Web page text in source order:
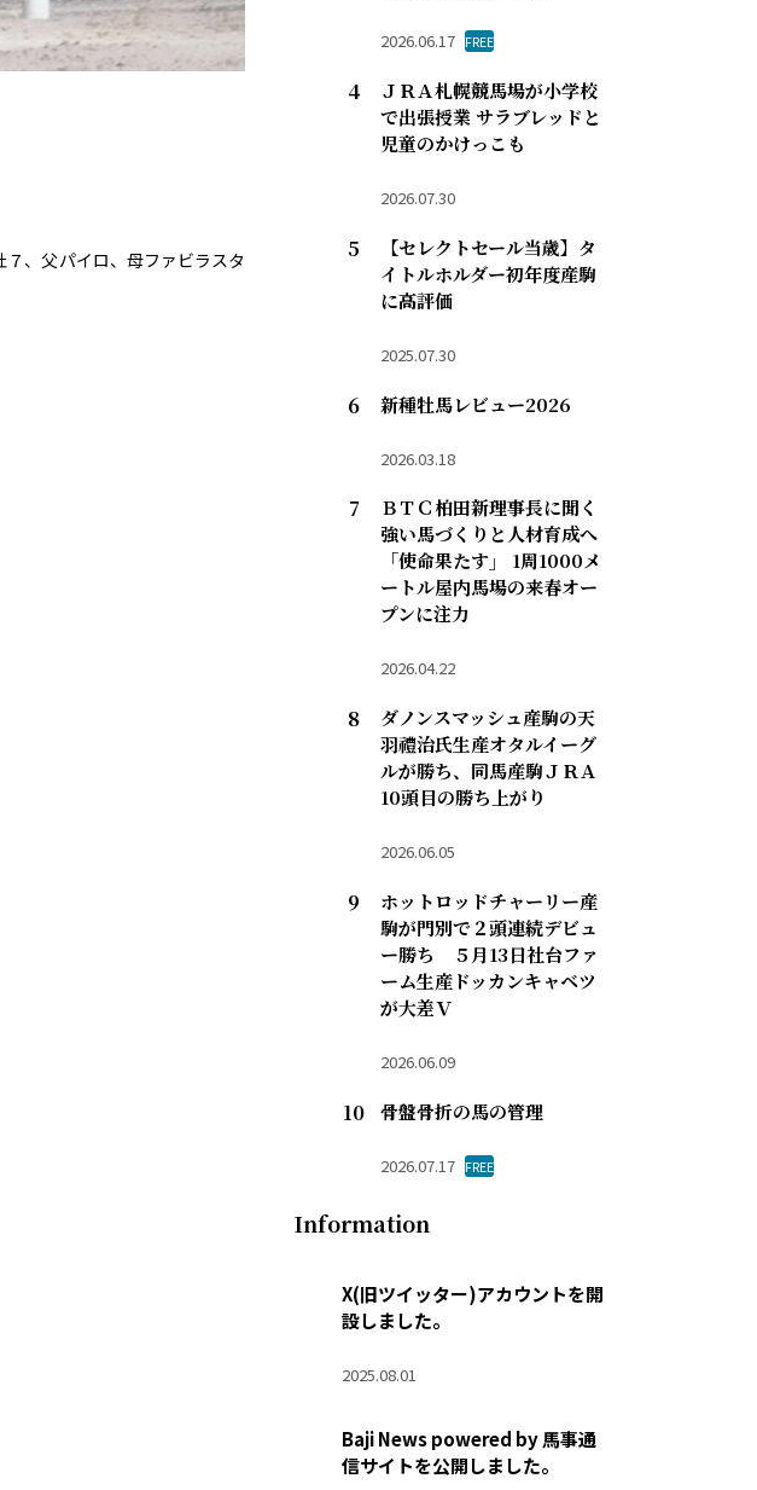
、父パイロ、母ファビラスタ
2026.06.17 FREE
ＪＲＡ札幌競馬場が小学校
で出張授業 サラブレッドと
児童のかけっこも
2026.07.30
【セレクトセール当歳】タ
イトルホルダー初年度産駒
に高評価
2025.07.30
新種牡馬レビュー2026
2026.03.18
ＢＴＣ柏田新理事長に聞く
強い馬づくりと人材育成へ
「使命果たす」 1周1000メ
ートル屋内馬場の来春オー
プンに注力
2026.04.22
ダノンスマッシュ産駒の天
羽禮治氏生産オタルイーグ
ルが勝ち、同馬産駒ＪＲＡ
10頭目の勝ち上がり
2026.06.05
ホットロッドチャーリー産
駒が門別で２頭連続デビュ
ー勝ち ５月13日社台ファ
ーム生産ドッカンキャベツ
が大差Ｖ
2026.06.09
骨盤骨折の馬の管理
2026.07.17 FREE
Information
X(旧ツイッター)アカウントを開
設しました。
2025.08.01
Baji News powered by 馬事通
信サイトを公開しました。